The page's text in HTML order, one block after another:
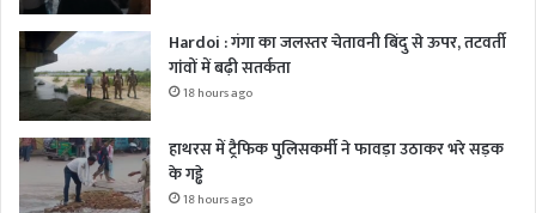
Hardoi : गंगा का जलस्तर चेतावनी बिंदु से ऊपर, तटवर्ती
गांवों में बढ़ी सतर्कता
18 hours ago
हाथरस में ट्रैफिक पुलिसकर्मी ने फावड़ा उठाकर भरे सड़क
के गड्ढे
18 hours ago